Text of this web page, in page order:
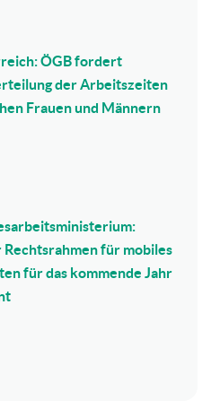
ÖGB fordert
der Arbeitszeiten
Frauen und Männern
Rechtsrahmen für mobiles
für das kommende Jahr